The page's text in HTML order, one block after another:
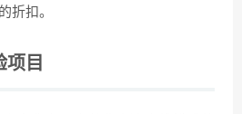
折扣。
项目